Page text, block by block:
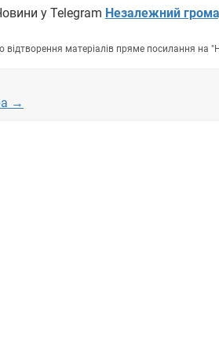
у Telegram Незалежний
відтворення матеріалів пряме посилання
→